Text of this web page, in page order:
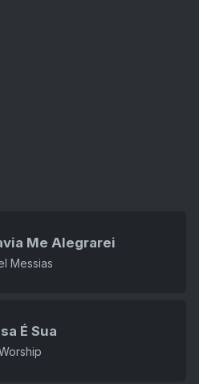
Me Alegrarei
Messias
É Sua